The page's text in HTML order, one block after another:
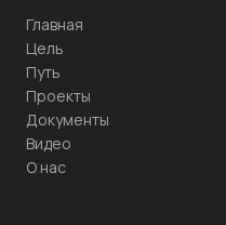
Главная
Цель
Путь
Проекты
Документы
Видео
О нас